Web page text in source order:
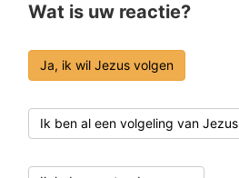
Wat is uw reactie?
Ja, ik wil Jezus volgen
Ik ben al een volgeling van Jezus